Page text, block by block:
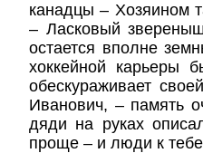
канадцы – Хозяином
– Ласковый
остается вполне
хоккейной карьеры
обескураживает
Иванович, – память
дяди на руках
проще – и люди к